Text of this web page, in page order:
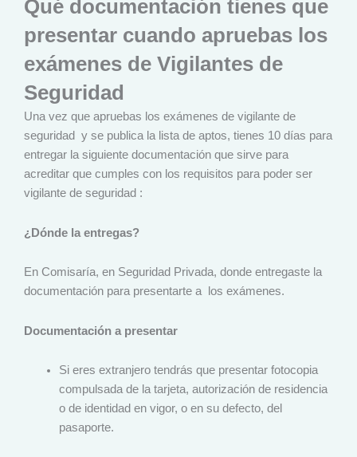
Qué documentación tienes que
presentar cuando apruebas los
exámenes de Vigilantes de
Seguridad
Una vez que apruebas los exámenes de vigilante de
seguridad y se publica la lista de aptos, tienes 10 días para
entregar la siguiente documentación que sirve para
acreditar que cumples con los requisitos para poder ser
vigilante de seguridad :
¿Dónde la entregas?
En Comisaría, en Seguridad Privada, donde entregaste la
documentación para presentarte a los exámenes.
Documentación a presentar
Si eres extranjero tendrás que presentar fotocopia
compulsada de la tarjeta, autorización de residencia
o de identidad en vigor, o en su defecto, del
pasaporte.